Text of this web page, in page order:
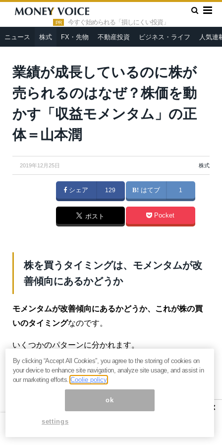
PR 今すぐ始められる「損しにくい投資」
ニュース 株式 FX・先物 不動産投資 ビジネス・ライフ 人気連
HOME » 株式 »
業績が成長しているのに株が売られるのはな
ぜ？株価を動かす「収益モメンタム」の正体＝山本潤
業績が成長しているのに株が
売られるのはなぜ？株価を動
かす「収益モメンタム」の正
体＝山本潤
2019年12月25日 株式
シェア 129 はてブ 1
ポスト Pocket
株を買うタイミングは、モメンタムが改
善傾向にあるかどうか
モメンタムが改善傾向にあるかどうか、これが株の買
いのタイミングなのです。
いくつかのパターンに分かれます。
買いのタイミング：
（1）過去の赤字から未来の黒字への転換時（＝今期黒
（2）減益から増益への転換時（＝前期減益で今期増益
（3）増益率の改善時（今期の予想増益率が前期の増益
×
By clicking “Accept All Cookies”, you agree to the storing of cookies on
your device to enhance site navigation, analyze site usage, and assist in
our marketing efforts.Coolie policy
ok
settings